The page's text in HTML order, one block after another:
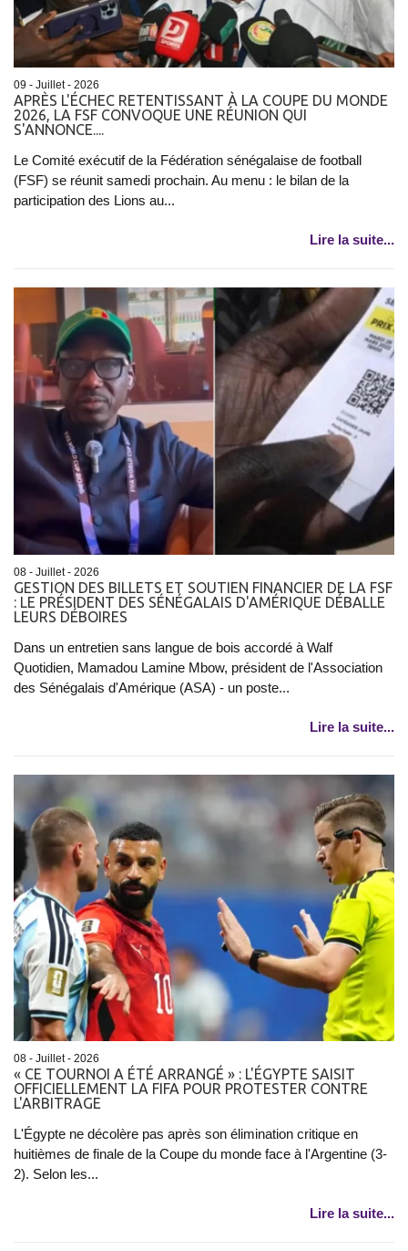
09 - Juillet - 2026
APRÈS L'ÉCHEC RETENTISSANT À LA COUPE DU MONDE
2026, LA FSF CONVOQUE UNE RÉUNION QUI
S'ANNONCE....
Le Comité exécutif de la Fédération sénégalaise de football
(FSF) se réunit samedi prochain. Au menu : le bilan de la
participation des Lions au...
Lire la suite...
08 - Juillet - 2026
GESTION DES BILLETS ET SOUTIEN FINANCIER DE LA FSF
: LE PRÉSIDENT DES SÉNÉGALAIS D'AMÉRIQUE DÉBALLE
LEURS DÉBOIRES
Dans un entretien sans langue de bois accordé à Walf
Quotidien, Mamadou Lamine Mbow, président de l'Association
des Sénégalais d'Amérique (ASA) - un poste...
Lire la suite...
08 - Juillet - 2026
« CE TOURNOI A ÉTÉ ARRANGÉ » : L'ÉGYPTE SAISIT
OFFICIELLEMENT LA FIFA POUR PROTESTER CONTRE
L'ARBITRAGE
L'Égypte ne décolère pas après son élimination critique en
huitièmes de finale de la Coupe du monde face à l'Argentine (3-
2). Selon les...
Lire la suite...